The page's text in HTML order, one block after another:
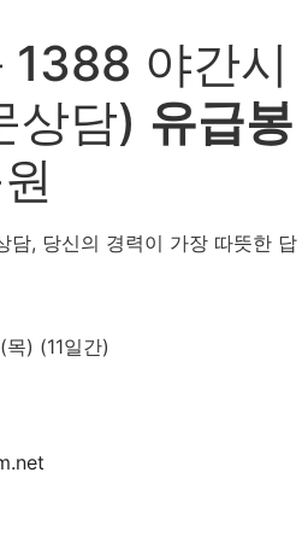
1388 야간시
상담) 유급봉
담, 당신의 경력이 가장 따뜻한 답
목) (11일간)